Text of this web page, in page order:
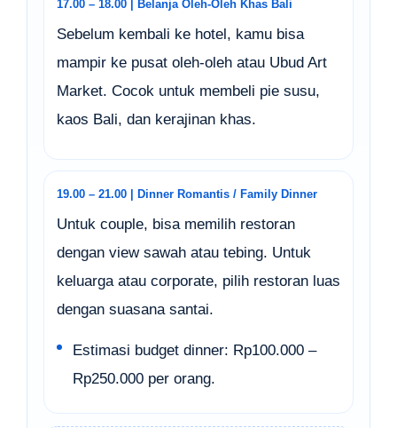
17.00 – 18.00 | Belanja Oleh-Oleh Khas Bali
Sebelum kembali ke hotel, kamu bisa
mampir ke pusat oleh-oleh atau Ubud Art
Market. Cocok untuk membeli pie susu,
kaos Bali, dan kerajinan khas.
19.00 – 21.00 | Dinner Romantis / Family Dinner
Untuk couple, bisa memilih restoran
dengan view sawah atau tebing. Untuk
keluarga atau corporate, pilih restoran luas
dengan suasana santai.
Estimasi budget dinner: Rp100.000 –
Rp250.000 per orang.